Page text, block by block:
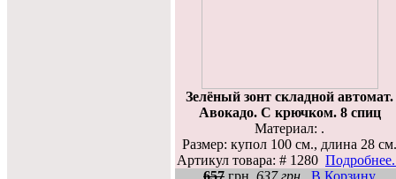
Зелёный зонт складной автомат.
Авокадо. С крючком. 8 спиц
Материал: .
Размер: купол 100 см., длина 28 см.
Артикул товара: # 1280